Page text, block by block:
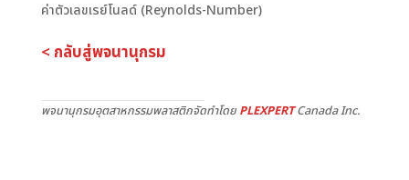
ค่าตัวเลขเรย์โนลด์ (Reynolds-Number)
< กลับสู่พจนานุกรม
พจนานุกรมอุตสาหกรรมพลาสติกจัดทำโดยPLEXPERTCanada Inc.